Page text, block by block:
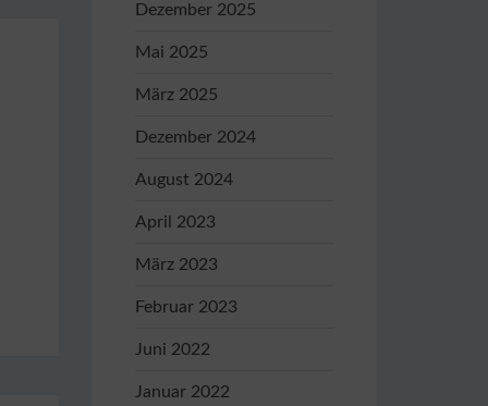
Dezember 2025
Mai 2025
März 2025
Dezember 2024
August 2024
April 2023
März 2023
Februar 2023
Juni 2022
Januar 2022